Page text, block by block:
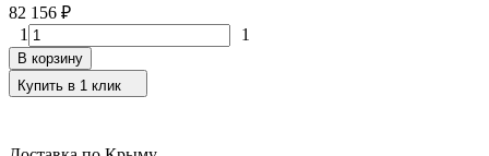
82 156 ₽
1
1
В корзину
Купить в 1 клик